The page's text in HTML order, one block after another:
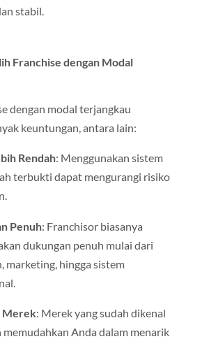
stabil.
Franchise dengan Modal
dengan modal terjangkau
keuntungan, antara lain:
Rendah: Menggunakan sistem
terbukti dapat mengurangi risiko
Penuh: Franchisor biasanya
dukungan penuh mulai dari
marketing, hingga sistem
Merek: Merek yang sudah dikenal
memudahkan Anda dalam menarik